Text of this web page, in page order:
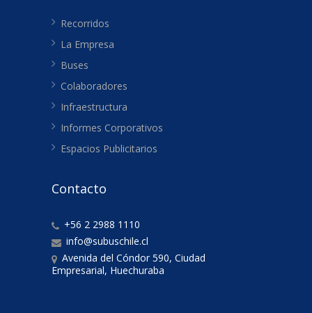
Recorridos
La Empresa
Buses
Colaboradores
Infraestructura
Informes Corporativos
Espacios Publicitarios
Contacto
+56 2 2988 1110
info@subuschile.cl
Avenida del Cóndor 590, Ciudad
Empresarial, Huechuraba